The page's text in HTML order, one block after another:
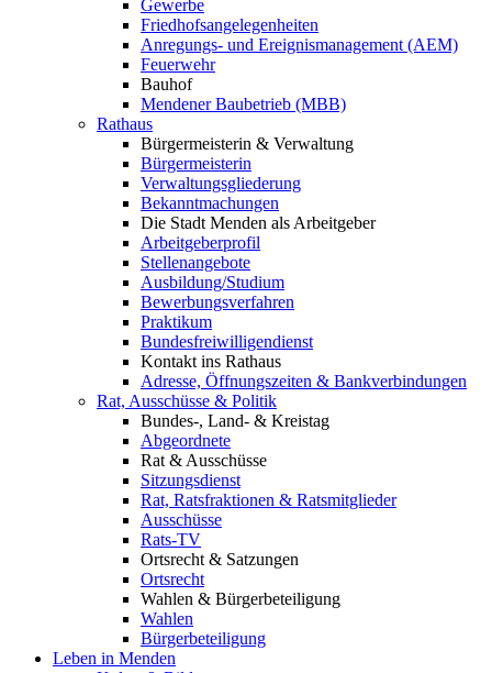
Gewerbe
Friedhofsangelegenheiten
Anregungs- und Ereignismanagement (AEM)
Feuerwehr
Bauhof
Mendener Baubetrieb (MBB)
Rathaus
Bürgermeisterin & Verwaltung
Bürgermeisterin
Verwaltungsgliederung
Bekanntmachungen
Die Stadt Menden als Arbeitgeber
Arbeitgeberprofil
Stellenangebote
Ausbildung/Studium
Bewerbungsverfahren
Praktikum
Bundesfreiwilligendienst
Kontakt ins Rathaus
Adresse, Öffnungszeiten & Bankverbindungen
Rat, Ausschüsse & Politik
Bundes-, Land- & Kreistag
Abgeordnete
Rat & Ausschüsse
Sitzungsdienst
Rat, Ratsfraktionen & Ratsmitglieder
Ausschüsse
Rats-TV
Ortsrecht & Satzungen
Ortsrecht
Wahlen & Bürgerbeteiligung
Wahlen
Bürgerbeteiligung
Leben in Menden